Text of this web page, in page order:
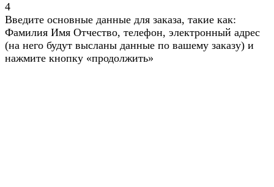
4
Введите основные данные для заказа, такие как:
Фамилия Имя Отчество, телефон, электронный адрес
(на него будут высланы данные по вашему заказу) и
нажмите кнопку «продолжить»